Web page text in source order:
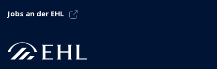
Jobs an der EHL